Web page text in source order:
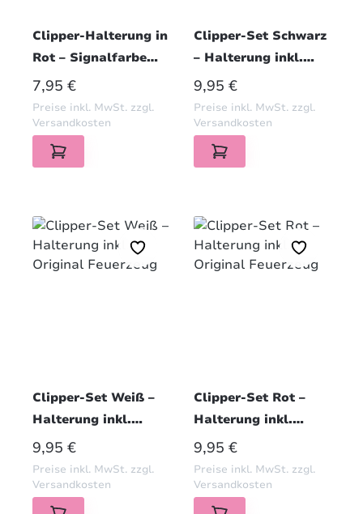
Clipper-Halterung in
Rot – Signalfarbe
gegen das Vergessen
REGULÄRER PREIS:
7,95 €
Preise inkl. MwSt. zzgl.
Versandkosten
Clipper-Set Schwarz
– Halterung inkl.
Original Feuerzeug
REGULÄRER PREIS:
9,95 €
Preise inkl. MwSt. zzgl.
Versandkosten
Clipper-Set Weiß –
Halterung inkl.
Original Feuerzeug
REGULÄRER PREIS:
9,95 €
Preise inkl. MwSt. zzgl.
Versandkosten
Clipper-Set Rot –
Halterung inkl.
Original Feuerzeug
REGULÄRER PREIS:
9,95 €
Preise inkl. MwSt. zzgl.
Versandkosten